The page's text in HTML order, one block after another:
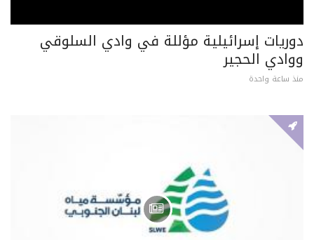
دوريات إسرائيلية مؤللة في وادي السلوقي
ووادي الحجير
منذ ساعة واحدة